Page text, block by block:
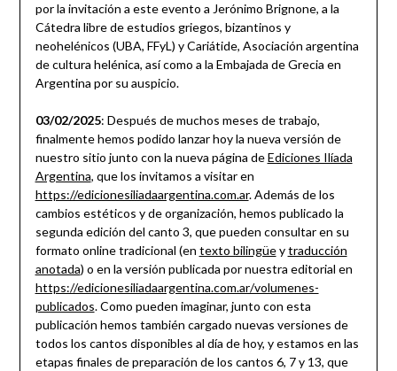
por la invitación a este evento a Jerónimo Brignone, a la
Cátedra libre de estudios griegos, bizantinos y
neohelénicos (UBA, FFyL) y Cariátide, Asociación argentina
de cultura helénica, así como a la Embajada de Grecia en
Argentina por su auspicio.
03/02/2025: Después de muchos meses de trabajo,
finalmente hemos podido lanzar hoy la nueva versión de
nuestro sitio junto con la nueva página deEdiciones Ilíada
Argentina, que los invitamos a visitar en
https://edicionesiliadaargentina.com.ar. Además de los
cambios estéticos y de organización, hemos publicado la
segunda edición del canto 3, que pueden consultar en su
formato online tradicional (en texto bilingüeytraducción
anotada) o en la versión publicada por nuestra editorial en
https://edicionesiliadaargentina.com.ar/volumenes-
publicados. Como pueden imaginar, junto con esta
publicación hemos también cargado nuevas versiones de
todos los cantos disponibles al día de hoy, y estamos en las
etapas finales de preparación de los cantos 6, 7 y 13, que